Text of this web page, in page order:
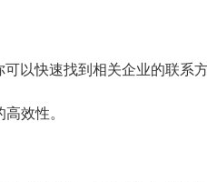
以快速找到相关企业的联系
效性。